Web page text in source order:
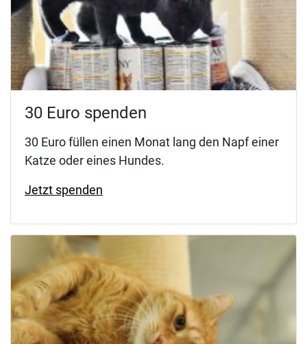
30 Euro spenden
30 Euro füllen einen Monat lang den Napf einer
Katze oder eines Hundes.
Jetzt spenden